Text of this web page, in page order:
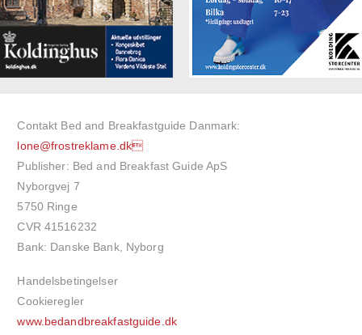
Contakt Bed and Breakfastguide Danmark:
lone@frostreklame.dk
Publisher: Bed and Breakfast Guide ApS
Nyborgvej 7
5750 Ringe
CVR 41516232
Bank: Danske Bank, Nyborg
Handelsbetingelser
Cookieregler
www.bedandbreakfastguide.dk